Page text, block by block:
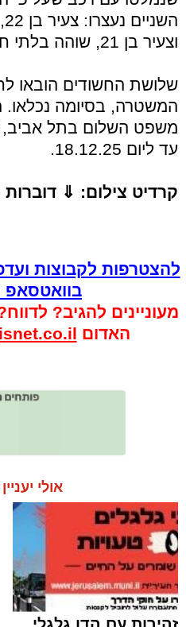
וצעיר בן 21, שוהה בלתי חוקי תושב שטחים.
שלושת החשודים הובאו
המשטרה, בסיומה נכלאו.
משפט השלום בתל
עד ליום 18.12.25.
קרדיט צילום: ⇓
להצטרפות לקבוצות
בוואטסאפ
מעוניינים להגיב?
האדום
אולי